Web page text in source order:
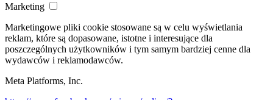
Marketing
Marketingowe pliki cookie stosowane są w celu wyświetlania
reklam, które są dopasowane, istotne i interesujące dla
poszczególnych użytkowników i tym samym bardziej cenne dla
wydawców i reklamodawców.
Meta Platforms, Inc.